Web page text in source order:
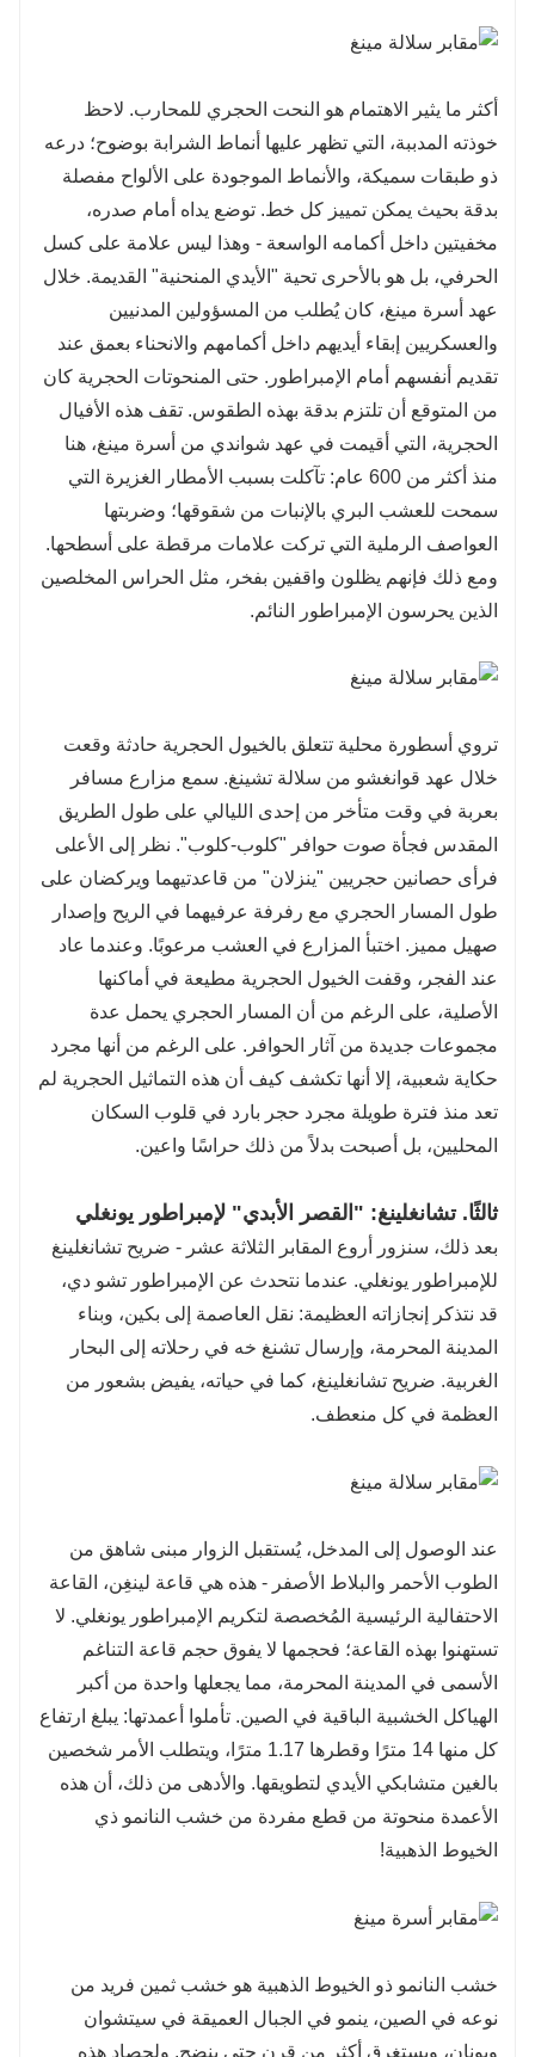
أكثر ما يثير الاهتمام هو النحت الحجري للمحارب. لاحظ
خوذته المدببة، التي تظهر عليها أنماط الشرابة بوضوح؛ درعه
ذو طبقات سميكة، والأنماط الموجودة على الألواح مفصلة
بدقة بحيث يمكن تمييز كل خط. توضع يداه أمام صدره،
مخفيتين داخل أكمامه الواسعة - وهذا ليس علامة على كسل
الحرفي، بل هو بالأحرى تحية "الأيدي المنحنية" القديمة. خلال
عهد أسرة مينغ، كان يُطلب من المسؤولين المدنيين
والعسكريين إبقاء أيديهم داخل أكمامهم والانحناء بعمق عند
تقديم أنفسهم أمام الإمبراطور. حتى المنحوتات الحجرية كان
من المتوقع أن تلتزم بدقة بهذه الطقوس. تقف هذه الأفيال
الحجرية، التي أقيمت في عهد شواندي من أسرة مينغ، هنا
منذ أكثر من 600 عام: تآكلت بسبب الأمطار الغزيرة التي
سمحت للعشب البري بالإنبات من شقوقها؛ وضربتها
العواصف الرملية التي تركت علامات مرقطة على أسطحها.
ومع ذلك فإنهم يظلون واقفين بفخر، مثل الحراس المخلصين
الذين يحرسون الإمبراطور النائم.
تروي أسطورة محلية تتعلق بالخيول الحجرية حادثة وقعت
خلال عهد قوانغشو من سلالة تشينغ. سمع مزارع مسافر
بعربة في وقت متأخر من إحدى الليالي على طول الطريق
المقدس فجأة صوت حوافر "كلوب-كلوب". نظر إلى الأعلى
فرأى حصانين حجريين "ينزلان" من قاعدتيهما ويركضان على
طول المسار الحجري مع رفرفة عرفيهما في الريح وإصدار
صهيل مميز. اختبأ المزارع في العشب مرعوبًا. وعندما عاد
عند الفجر، وقفت الخيول الحجرية مطيعة في أماكنها
الأصلية، على الرغم من أن المسار الحجري يحمل عدة
مجموعات جديدة من آثار الحوافر. على الرغم من أنها مجرد
حكاية شعبية، إلا أنها تكشف كيف أن هذه التماثيل الحجرية لم
تعد منذ فترة طويلة مجرد حجر بارد في قلوب السكان
المحليين، بل أصبحت بدلاً من ذلك حراسًا واعين.
ثالثًا. تشانغلينغ: "القصر الأبدي" لإمبراطور يونغلي
بعد ذلك، سنزور أروع المقابر الثلاثة عشر - ضريح تشانغلينغ
للإمبراطور يونغلي. عندما نتحدث عن الإمبراطور تشو دي،
قد نتذكر إنجازاته العظيمة: نقل العاصمة إلى بكين، وبناء
المدينة المحرمة، وإرسال تشنغ خه في رحلاته إلى البحار
الغربية. ضريح تشانغلينغ، كما في حياته، يفيض بشعور من
العظمة في كل منعطف.
عند الوصول إلى المدخل، يُستقبل الزوار مبنى شاهق من
الطوب الأحمر والبلاط الأصفر - هذه هي قاعة لينغِن، القاعة
الاحتفالية الرئيسية المُخصصة لتكريم الإمبراطور يونغلي. لا
تستهنوا بهذه القاعة؛ فحجمها لا يفوق حجم قاعة التناغم
الأسمى في المدينة المحرمة، مما يجعلها واحدة من أكبر
الهياكل الخشبية الباقية في الصين. تأملوا أعمدتها: يبلغ ارتفاع
كل منها 14 مترًا وقطرها 1.17 مترًا، ويتطلب الأمر شخصين
بالغين متشابكي الأيدي لتطويقها. والأدهى من ذلك، أن هذه
الأعمدة منحوتة من قطع مفردة من خشب النانمو ذي
الخيوط الذهبية!
خشب النانمو ذو الخيوط الذهبية هو خشب ثمين فريد من
نوعه في الصين، ينمو في الجبال العميقة في سيتشوان
ويونان، ويستغرق أكثر من قرن حتى ينضج. ولحصاد هذه